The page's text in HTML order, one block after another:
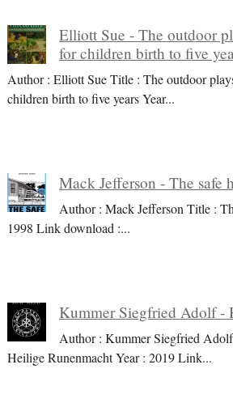
Elliott Sue - The outdoor
for children birth to five
Author : Elliott Sue Title : The outdoor
children birth to five years Year...
Mack Jefferson - The safe
Author : Mack Jefferson Title :
1998 Link download :...
Kummer Siegfried Adolf -
Author : Kummer Siegfried
Heilige Runenmacht Year : 2019 Link...